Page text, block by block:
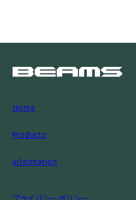
Home
Products
Information